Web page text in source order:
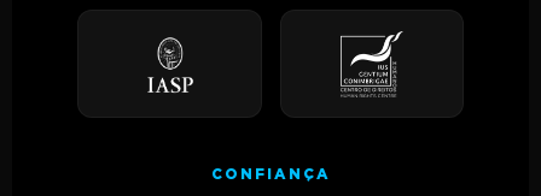
CONFIANÇA